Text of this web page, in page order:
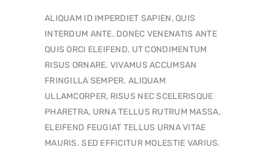
ALIQUAM ID IMPERDIET SAPIEN, QUIS
INTERDUM ANTE. DONEC VENENATIS ANTE
QUIS ORCI ELEIFEND, UT CONDIMENTUM
RISUS ORNARE. VIVAMUS ACCUMSAN
FRINGILLA SEMPER. ALIQUAM
ULLAMCORPER, RISUS NEC SCELERISQUE
PHARETRA, URNA TELLUS RUTRUM MASSA,
ELEIFEND FEUGIAT TELLUS URNA VITAE
MAURIS. SED EFFICITUR MOLESTIE VARIUS.